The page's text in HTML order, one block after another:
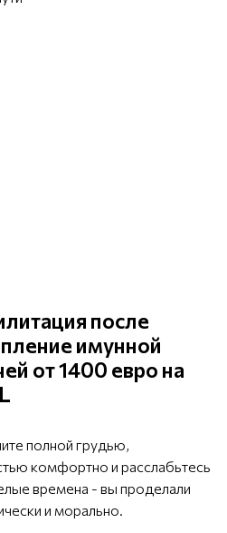
после
имунной
от 1400 евро на
полной грудью,
комфортно и расслабьтесь
времена - вы проделали
и морально.